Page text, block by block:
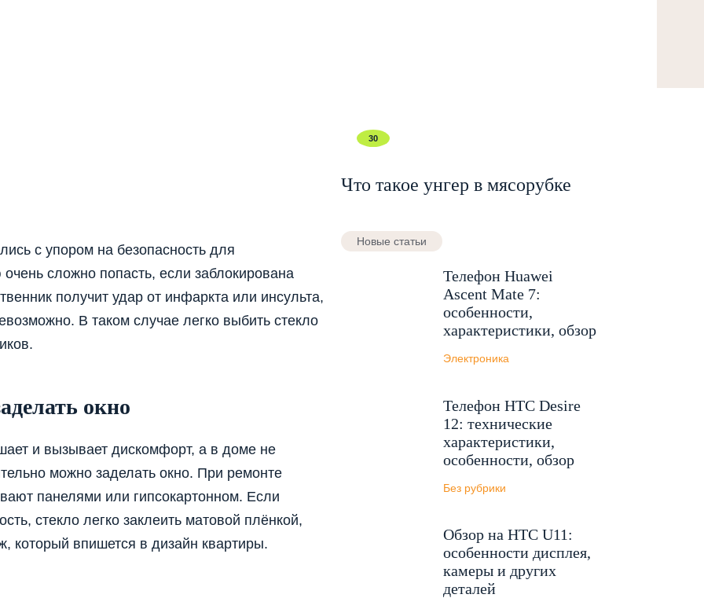
с упором на безопасность для
сложно попасть, если заблокирована
получит удар от инфаркта или инсульта,
В таком случае легко выбить стекло
окно
и вызывает дискомфорт, а в доме не
можно заделать окно. При ремонте
панелями или гипсокартонном. Если
стекло легко заклеить матовой плёнкой,
который впишется в дизайн квартиры.
30
Что такое унгер в мясорубке
Новые статьи
Телефон Huawei
Ascent Mate 7:
особенности,
характеристики, обзор
Электроника
Телефон HTC Desire
12: технические
характеристики,
особенности, обзор
Без рубрики
Обзор на HTC U11:
особенности дисплея,
камеры и других
деталей